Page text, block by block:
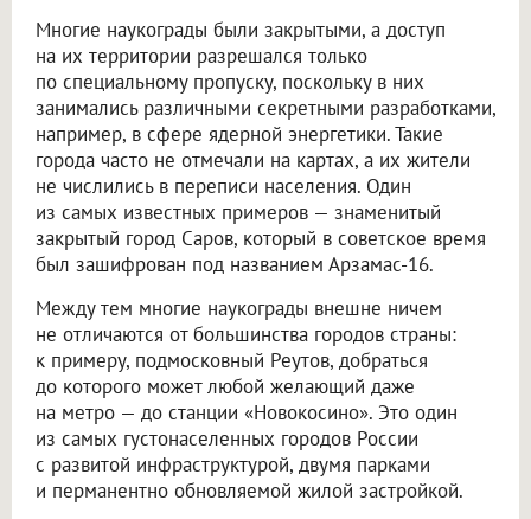
Многие наукограды были закрытыми, а доступ
на их территории разрешался только
по специальному пропуску, поскольку в них
занимались различными секретными разработками,
например, в сфере ядерной энергетики. Такие
города часто не отмечали на картах, а их жители
не числились в переписи населения. Один
из самых известных примеров — знаменитый
закрытый город Саров, который в советское время
был зашифрован под названием Арзамас-16.
Между тем многие наукограды внешне ничем
не отличаются от большинства городов страны:
к примеру, подмосковный Реутов, добраться
до которого может любой желающий даже
на метро — до станции «Новокосино». Это один
из самых густонаселенных городов России
с развитой инфраструктурой, двумя парками
и перманентно обновляемой жилой застройкой.